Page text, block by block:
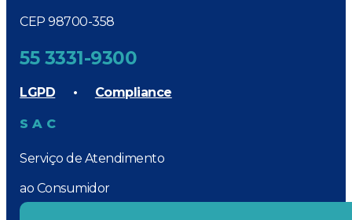
CEP 98700-358
55 3331-9300
LGPD • Compliance
SAC
Serviço de Atendimento
ao Consumidor